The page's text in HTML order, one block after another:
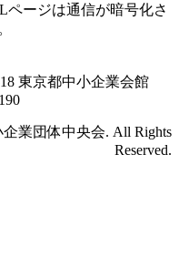
ページは通信が暗号化さ
東京都中小企業会館
業団体中央会. All Rights
Reserved.